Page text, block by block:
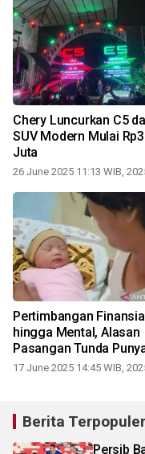
Chery Luncurkan C5
SUV Modern Mulai
Juta
26 June 2025 11:13 WIB,
Pertimbangan
hingga Mental, Alasan
Pasangan Tunda
Anak
17 June 2025 14:45 WIB,
Berita Terpopuler
Persib